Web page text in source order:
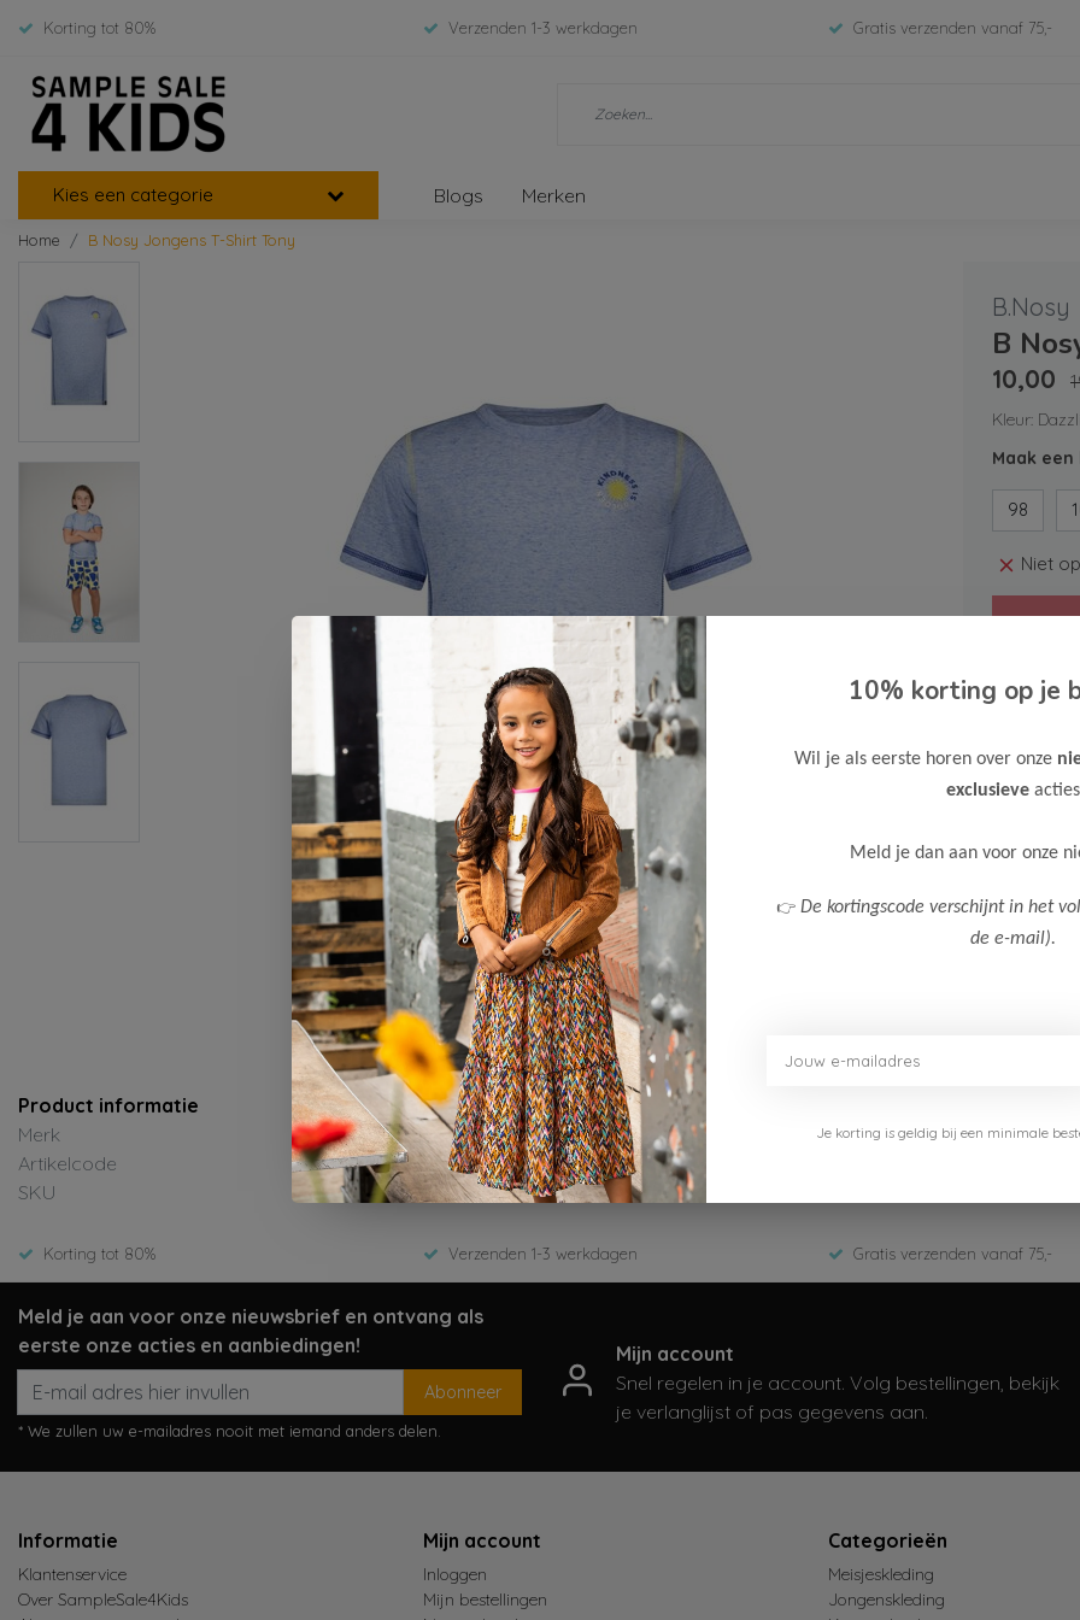
Korting tot 80% Verzenden 1-3 werkdagen Gratis verzenden vanaf 75,-
Kies een categorie Blogs Merken
Home B Nosy Jongens T-Shirt Tony
B.Nosy
B
10,00
Kleur:
Maak een
98
Niet
Gratis
Meer
Product informatie
Merk
B.Nosy
Artikelcode
SKU
Korting tot 80% Verzenden 1-3 werkdagen Gratis verzenden vanaf 75,-
Meld je aan voor onze nieuwsbrief en ontvang als
eerste onze acties en aanbiedingen!
Abonneer
* We zullen uw e-mailadres nooit met iemand anders delen.
Mijn account
Snel regelen in je account. Volg bestellingen, bekijk
je verlanglijst of pas gegevens aan.
Informatie
Klantenservice
Over SampleSale4Kids
Mijn account
Inloggen
Mijn bestellingen
Categorieën
Meisjeskleding
Jongenskleding
10% korting op je
Wil je als eerste horen over onze
exclusieve
Meld je dan aan voor onze
👉 De kortingscode verschijnt in het
de e-mail).
Je korting is geldig bij een minimale